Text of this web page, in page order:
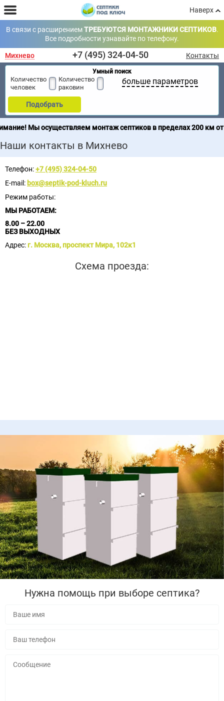
Наверх
В связи с расширениемТРЕБУЮТСЯ МОНТАЖНИКИ СЕПТИКОВ.
Все подробности узнавайте по телефону.
Михнево +7 (495) 324-04-50 Контакты
Умный поиск
Количество
человек
Количество
раковин
больше параметров
Подобрать
Мы осуществляем монтаж септиков в пределах 200 км от
Наши контакты в Михнево
Телефон:+7 (495) 324-04-50
E-mail: box@septik-pod-kluch.ru
Режим работы:
МЫ РАБОТАЕМ:
8.00 – 22.00
БЕЗ ВЫХОДНЫХ
Адрес: г. Москва, проспект Мира, 102к1
Схема проезда:
Нужна помощь при выборе септика?